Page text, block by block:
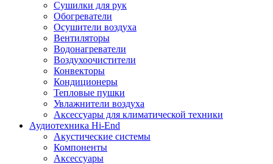
Сушилки для рук
Обогреватели
Осушители воздуха
Вентиляторы
Водонагреватели
Воздухоочистители
Конвекторы
Кондиционеры
Тепловые пушки
Увлажнители воздуха
Аксессуары для климатической техники
Аудиотехника Hi-End
Акустические системы
Компоненты
Аксессуары